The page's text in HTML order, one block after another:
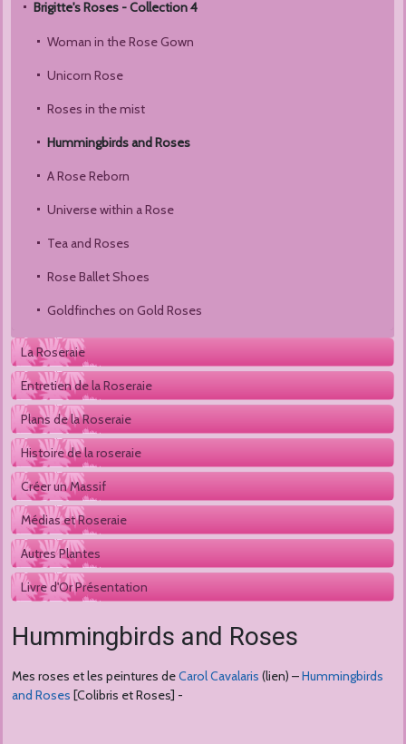
Hummingbirds and Roses
Mes roses et les peintures deCarol Cavalaris (lien) –Hummingbirds
and Roses [Colibris et Roses] -
Brigitte's Roses - Collection 4
Woman in the Rose Gown
Unicorn Rose
Roses in the mist
Hummingbirds and Roses
A Rose Reborn
Universe within a Rose
Tea and Roses
Rose Ballet Shoes
Goldfinches on Gold Roses
La Roseraie
Entretien de la Roseraie
Plans de la Roseraie
Histoire de la roseraie
Créer un Massif
Médias et Roseraie
Autres Plantes
Livre d'Or Présentation